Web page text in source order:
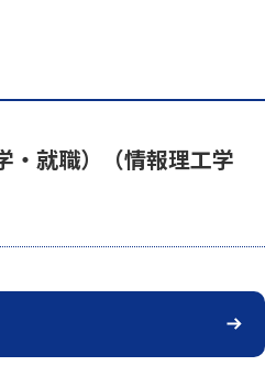
・就職）（情報理工学